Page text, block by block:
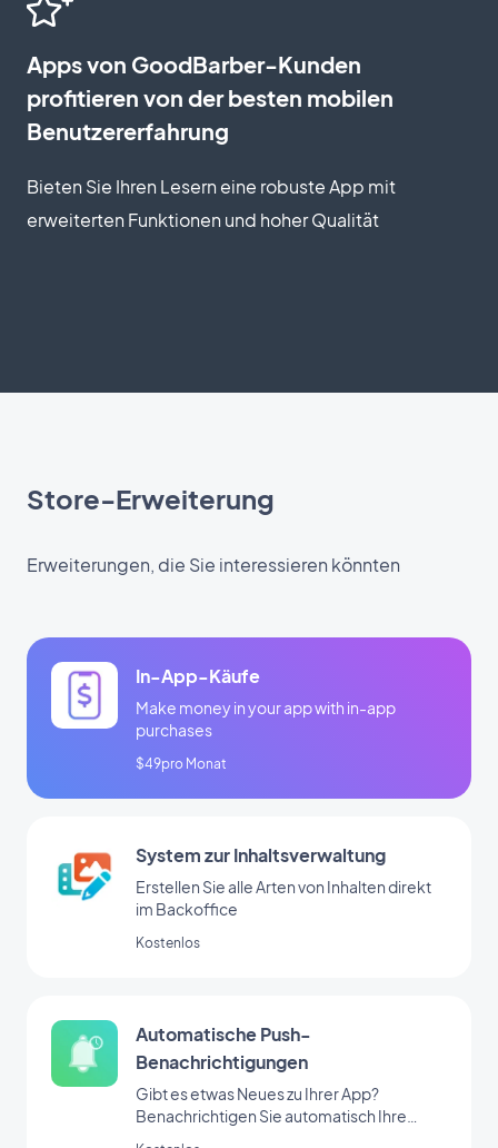
Apps von GoodBarber-Kunden
profitieren von der besten mobilen
Benutzererfahrung
Bieten Sie Ihren Lesern eine robuste App mit
erweiterten Funktionen und hoher Qualität
Store-Erweiterung
Erweiterungen, die Sie interessieren könnten
In-App-Käufe
Make money in your app with in-app
purchases
$49pro Monat
System zur Inhaltsverwaltung
Erstellen Sie alle Arten von Inhalten direkt
im Backoffice
Kostenlos
Automatische Push-
Benachrichtigungen
Gibt es etwas Neues zu Ihrer App?
Benachrichtigen Sie automatisch Ihre